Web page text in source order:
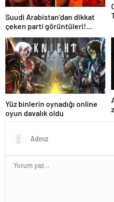
Suudi Arabistan’dan dikkat
çeken parti görüntüleri!
Yapıldığı yer de bir o kadar
ilginç
Yüz binlerin oynadığı online
oyun davalık oldu